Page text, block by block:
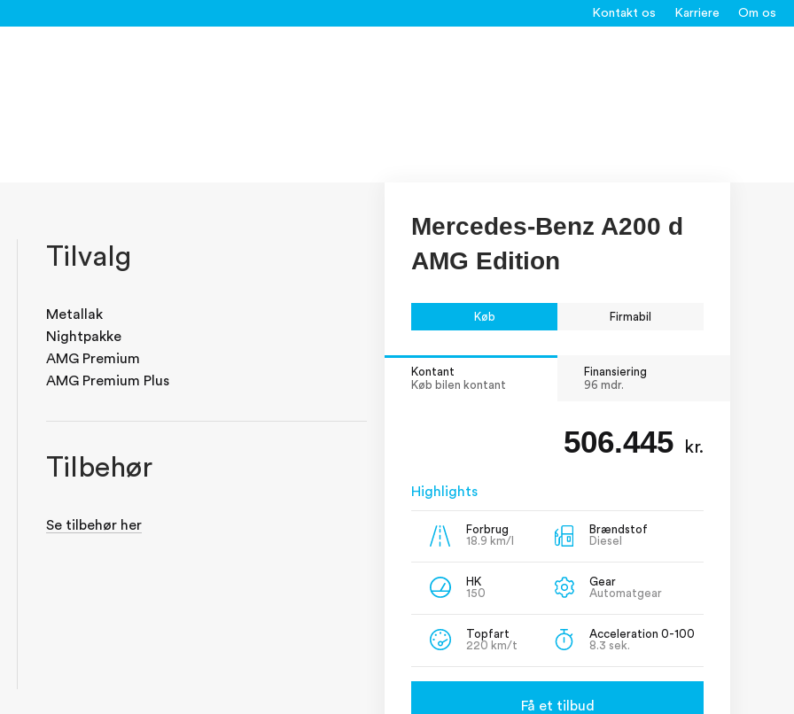
Kontakt os Karriere Om os
Mercedes-Benz A200 d
AMG Edition
Køb Firmabil
Kontant
Køb bilen kontant
Finansiering
96 mdr.
506.445 kr.
Highlights
Forbrug
18.9 km/l
Brændstof
Diesel
HK
150
Gear
Automatgear
Topfart
220 km/t
Acceleration 0-100
8.3 sek.
Få et tilbud
Tilvalg
Metallak
Nightpakke
AMG Premium
AMG Premium Plus
Tilbehør
Se tilbehør her